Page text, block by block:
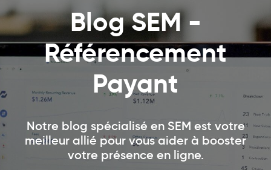
Formations Web
Blog SEM -
Référencement
Payant
Notre blog spécialisé en SEM est votre
meilleur allié pour vous aider à booster
votre présence en ligne.